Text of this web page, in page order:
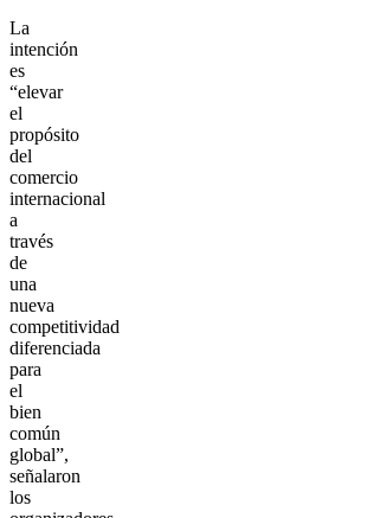
La
intención
es
“elevar
el
propósito
del
comercio
internacional
a
través
de
una
nueva
competitividad
diferenciada
para
el
bien
común
global”,
señalaron
los